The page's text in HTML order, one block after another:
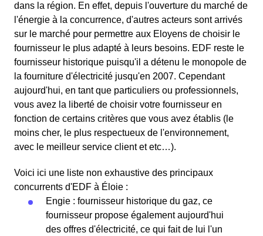
dans la région. En effet, depuis l'ouverture du marché de
l'énergie à la concurrence, d'autres acteurs sont arrivés
sur le marché pour permettre aux Eloyens de choisir le
fournisseur le plus adapté à leurs besoins. EDF reste le
fournisseur historique puisqu'il a détenu le monopole de
la fourniture d'électricité jusqu'en 2007. Cependant
aujourd'hui, en tant que particuliers ou professionnels,
vous avez la liberté de choisir votre fournisseur en
fonction de certains critères que vous avez établis (le
moins cher, le plus respectueux de l'environnement,
avec le meilleur service client et etc…).
Voici ici une liste non exhaustive des principaux
concurrents d'EDF à Éloie :
Engie : fournisseur historique du gaz, ce
fournisseur propose également aujourd'hui
des offres d'électricité, ce qui fait de lui l'un